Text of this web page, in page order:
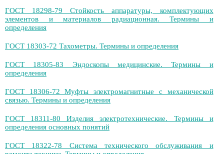
ГОСТ 18298-79 Стойкость аппаратуры, комплектующих
элементов и материалов радиационная. Термины и
определения
ГОСТ 18303-72 Тахометры. Термины и определения
ГОСТ 18305-83 Эндоскопы медицинские. Термины и
определения
ГОСТ 18306-72 Муфты электромагнитные с механической
связью. Термины и определения
ГОСТ 18311-80 Изделия электротехнические. Термины и
определения основных понятий
ГОСТ 18322-78 Система технического обслуживания и